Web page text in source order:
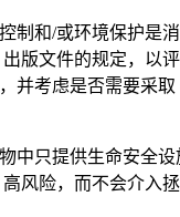
制和/或环境保护是
版文件的规定，以
并考虑是否需要采
中只提供生命安全
风险，而不会介入拯